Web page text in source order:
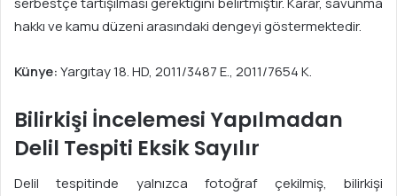
hakkı ve kamu düzeni arasındaki dengeyi göstermektedir.
Künye:Yargıtay 18. HD, 2011/3487 E., 2011/7654 K.
Bilirkişi İncelemesi Yapılmadan
Delil Tespiti Eksik Sayılır
Delil tespitinde yalnızca fotoğraf çekilmiş, bilirkişi